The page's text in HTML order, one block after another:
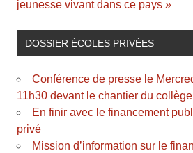
jeunesse vivant dans ce pays »
DOSSIER ÉCOLES PRIVÉES
Conférence de presse le
11h30 devant le chantier du
En finir avec le financement
privé
Mission d’information sur le